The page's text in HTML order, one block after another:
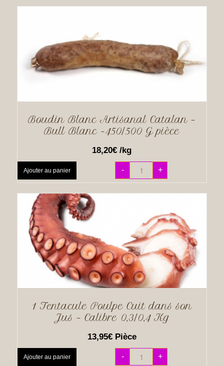
Boudin Blanc Artisanal Catalan –
Bull Blanc -450/500 G pièce
18,20€ /kg
- +
Ajouter au panier
1 Tentacule Poulpe Cuit dans son
Jus – Calibre 0,3/0,4 Kg
13,95€Pièce
- +
Ajouter au panier